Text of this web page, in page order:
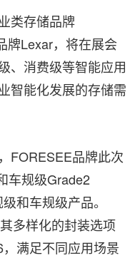
类存储品牌
牌Lexar，将在展会
、消费级等智能应用
智能化发展的存储需
FORESEE品牌此次
车规级Grade2
和车规级产品。
多样化的封装选项
满足不同应用场景